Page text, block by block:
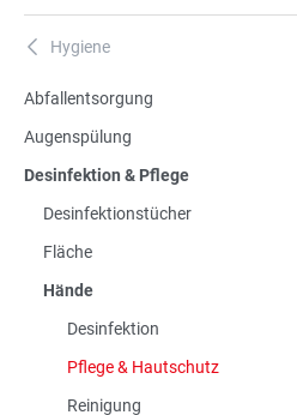
A Hygiene
Abfallentsorgung
Augenspülung
Desinfektion & Pflege
Desinfektionstücher
Fläche
Hände
Desinfektion
Pflege & Hautschutz
Reinigung